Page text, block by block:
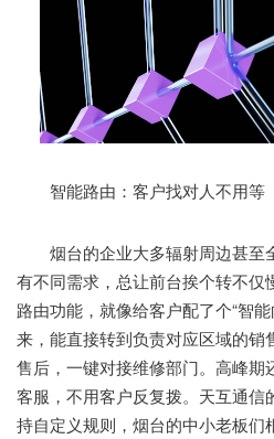
智能路由：客户找对人不用等
烟台的企业大多辐射周边甚至全
有不同需求，总让前台挨个转不仅
路由功能，就像给客户配了个“智
来，能直接转到负责对应区域的销
售后，一键对接维修部门。高峰期
客服，不用客户反复拨。天互通信
持自定义规则，烟台的中小老板们